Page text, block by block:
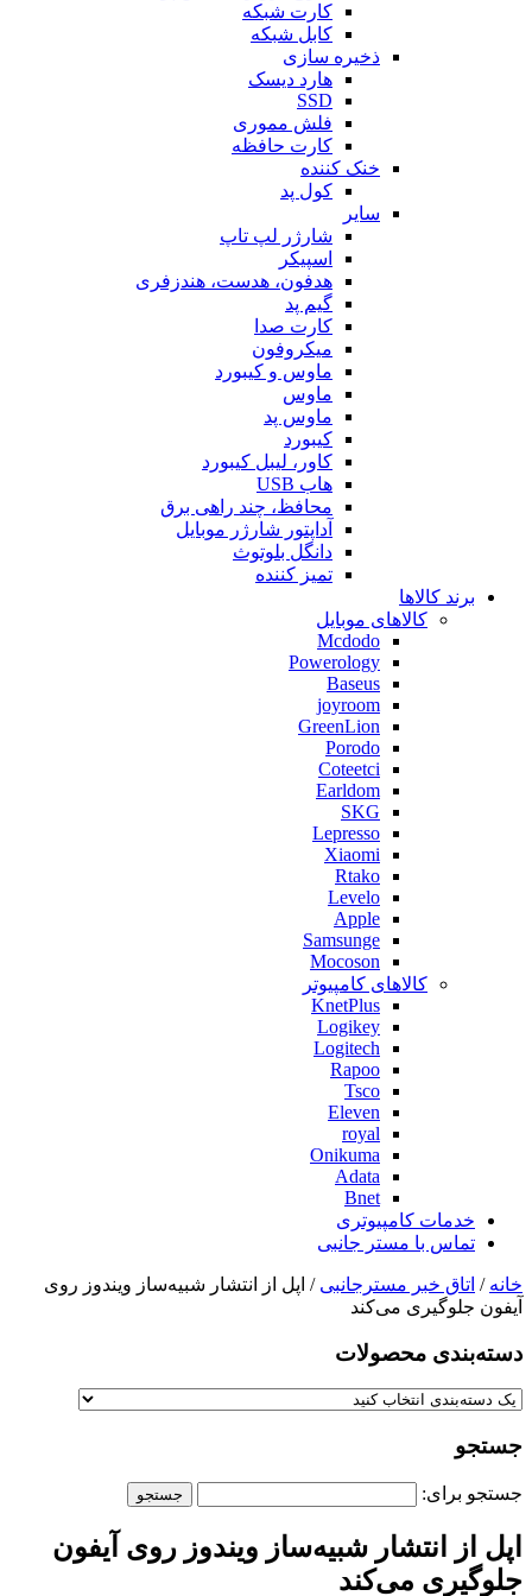
کارت شبکه
کابل شبکه
ذخیره سازی
هارد دیسک
SSD
فلش مموری
کارت حافظه
خنک کننده
کول پد
سایر
شارژر لپ تاپ
اسپیکر
هدفون، هدست، هندزفری
گیم پد
کارت صدا
میکروفون
ماوس و کیبورد
ماوس
ماوس پد
کیبورد
کاور، لیبل کیبورد
هاب USB
محافظ، چند راهی برق
آداپتور شارژر موبایل
دانگل بلوتوث
تمیز کننده
برند کالاها
کالاهای موبایل
Mcdodo
Powerology
Baseus
joyroom
GreenLion
Porodo
Coteetci
Earldom
SKG
Lepresso
Xiaomi
Rtako
Levelo
Apple
Samsunge
Mocoson
کالاهای کامپیوتر
KnetPlus
Logikey
Logitech
Rapoo
Tsco
Eleven
royal
Onikuma
Adata
Bnet
خدمات کامپیوتری
تماس با مستر جانبی
خانه / اتاق خبر مسترجانبی / اپل از انتشار شبیه‌ساز ویندوز روی
آیفون جلوگیری می‌کند
دسته‌بندی‌ محصولات
جستجو
جستجو برای:
اپل از انتشار شبیه‌ساز ویندوز روی آیفون
جلوگیری می‌کند